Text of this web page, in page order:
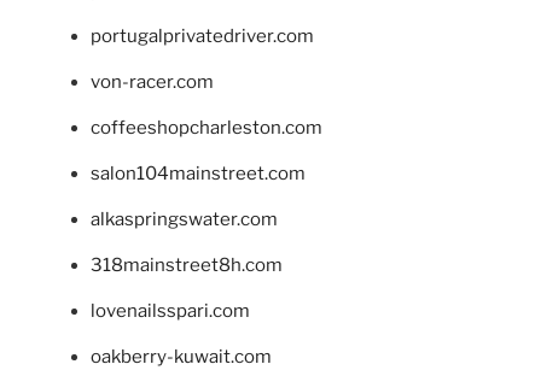
portugalprivatedriver.com
von-racer.com
coffeeshopcharleston.com
salon104mainstreet.com
alkaspringswater.com
318mainstreet8h.com
lovenailsspari.com
oakberry-kuwait.com